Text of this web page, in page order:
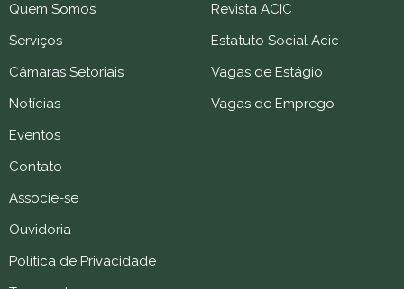
Quem Somos
Serviços
Câmaras Setoriais
Notícias
Eventos
Contato
Associe-se
Ouvidoria
Política de Privacidade
Revista ACIC
Estatuto Social Acic
Vagas de Estágio
Vagas de Emprego